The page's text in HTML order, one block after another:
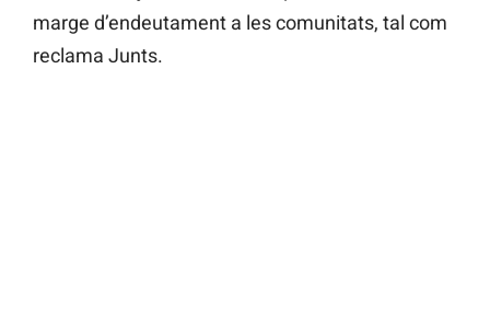
marge d’endeutament a les comunitats, tal com
reclama Junts.